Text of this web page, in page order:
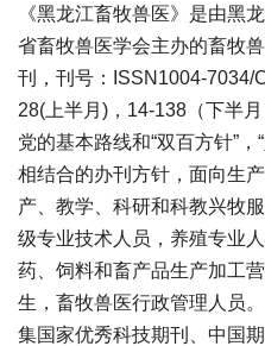
《黑龙江畜牧兽医》是由黑
省畜牧兽医学会主办的畜牧
刊，刊号：ISSN1004-7034/
28(上半月)，14-138（下半
党的基本路线和“双百方针”
相结合的办刊方针，面向生
产、教学、科研和科教兴牧
级专业技术人员，养殖专业
药、饲料和畜产品生产加工
生，畜牧兽医行政管理人员
集国家优秀科技期刊、中国